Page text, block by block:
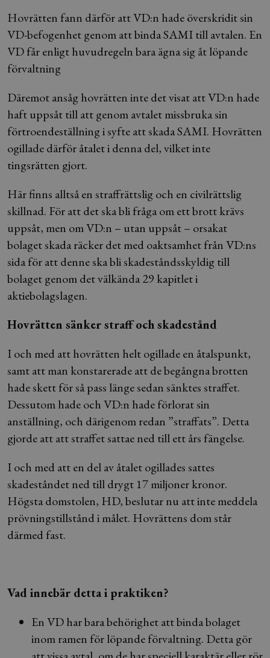
Hovrätten fann därför att VD:n hade överskridit sin
VD-befogenhet genom att binda SAMI till avtalen. En
VD får enligt huvudregeln bara ägna sig åt löpande
förvaltning
Däremot ansåg hovrätten inte det visat att VD:n hade
haft uppsåt till att genom avtalet missbruka sin
förtroendeställning i syfte att skada SAMI. Hovrätten
ogillade därför åtalet i denna del, vilket inte
tingsrätten gjort.
Här finns alltså en straffrättslig och en civilrättslig
skillnad. För att det ska bli fråga om ett brott krävs
uppsåt, men om VD:n – utan uppsåt – orsakat
bolaget skada räcker det med oaktsamhet från VD:ns
sida för att denne ska bli skadeståndsskyldig till
bolaget genom det välkända 29 kapitlet i
aktiebolagslagen.
Hovrätten sänker straff och skadestånd
I och med att hovrätten helt ogillade en åtalspunkt,
samt att man konstarerade att de begångna brotten
hade skett för så pass länge sedan sänktes straffet.
Dessutom hade och VD:n hade förlorat sin
anställning, och därigenom redan ”straffats”. Detta
gjorde att att straffet sattae ned till ett års fängelse.
I och med att en del av åtalet ogillades sattes
skadeståndet ned till drygt 17 miljoner kronor.
Högsta domstolen, HD, beslutar nu att inte meddela
prövningstillstånd i målet. Hovrättens dom står
därmed fast.
Vad innebär detta i praktiken?
En VD har bara behörighet att binda bolaget
inom ramen för löpande förvaltning. Detta gör